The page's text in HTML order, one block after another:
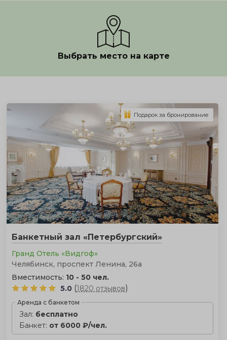
Выбрать место на карте
Банкетный зал «Петербургский»
Гранд Отель «Видгоф»
Челябинск, проспект Ленина, 26а
Вместимость: 10 - 50 чел.
5.0 (1820 отзывов)
Аренда с банкетом
Зал: бесплатно
Банкет: от 6000 ₽/чел.
Подарок за бронирование